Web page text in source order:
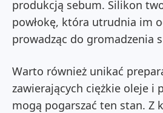
produkcją sebum. Silikon
powłokę, która utrudnia im
prowadząc do gromadzenia
Warto również unikać
zawierających ciężkie oleje i
mogą pogarszać ten stan. Z